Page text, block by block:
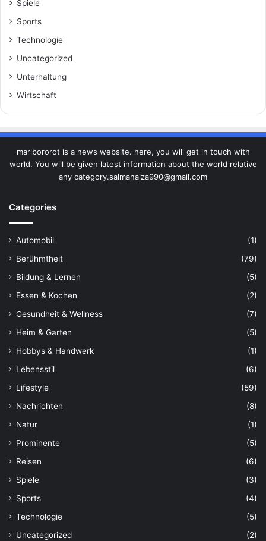
Spiele
Sports
Technologie
Uncategorized
Unterhaltung
Wirtschaft
marlbororot is a news website. here, you will get in touch with
world. You will be given latest information about the world relative
any category.salmanaiza990@gmail.com
Categories
Automobil
(1)
Berühmtheit
(79)
Bildung & Lernen
(5)
Essen & Kochen
(2)
Gesundheit & Wellness
(7)
Heim & Garten
(5)
Hobbys & Handwerk
(1)
Lebensstil
(6)
Lifestyle
(59)
Nachrichten
(8)
Natur
(1)
Prominente
(5)
Reisen
(6)
Spiele
(3)
Sports
(4)
Technologie
(5)
Uncategorized
(2)